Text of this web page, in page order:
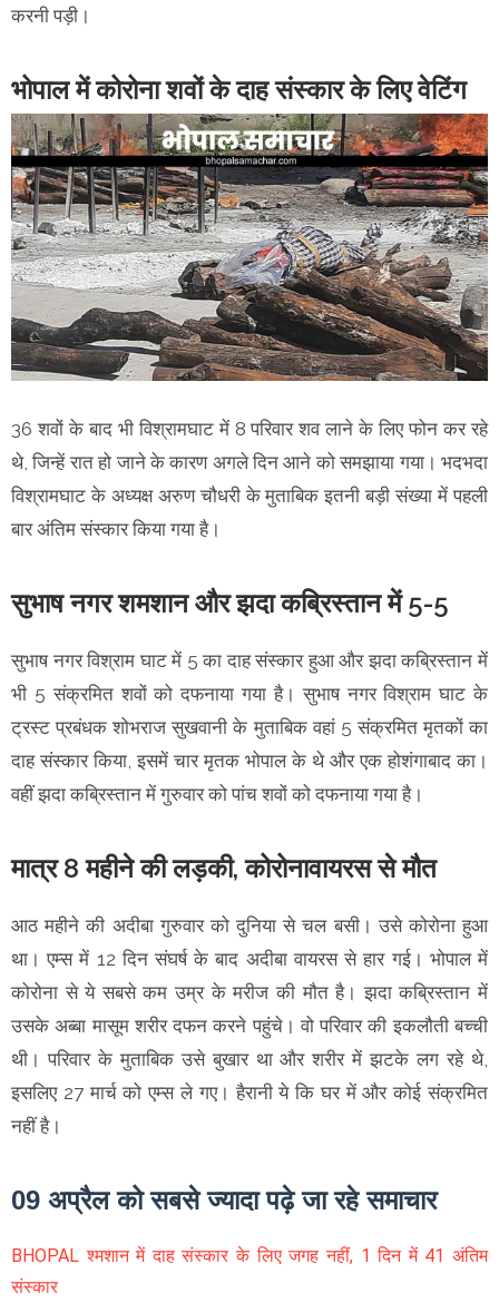
करनी पड़ी।
भोपाल में कोरोना शवों के दाह संस्कार के लिए वेटिंग
36 शवों के बाद भी विश्रामघाट में 8 परिवार शव लाने के लिए फोन कर रहे
थे, जिन्हें रात हो जाने के कारण अगले दिन आने को समझाया गया। भदभदा
विश्रामघाट के अध्यक्ष अरुण चौधरी के मुताबिक इतनी बड़ी संख्या में पहली
बार अंतिम संस्कार किया गया है।
सुभाष नगर शमशान और झदा कब्रिस्तान में 5-5
सुभाष नगर विश्राम घाट में 5 का दाह संस्कार हुआ और झदा कब्रिस्तान में
भी 5 संक्रमित शवों को दफनाया गया है। सुभाष नगर विश्राम घाट के
ट्रस्ट प्रबंधक शोभराज सुखवानी के मुताबिक वहां 5 संक्रमित मृतकों का
दाह संस्कार किया, इसमें चार मृतक भोपाल के थे और एक होशंगाबाद का।
वहीं झदा कब्रिस्तान में गुरुवार को पांच शवों को दफनाया गया है।
मात्र 8 महीने की लड़की, कोरोनावायरस से मौत
आठ महीने की अदीबा गुरुवार को दुनिया से चल बसी। उसे कोरोना हुआ
था। एम्स में 12 दिन संघर्ष के बाद अदीबा वायरस से हार गई। भोपाल में
कोरोना से ये सबसे कम उम्र के मरीज की मौत है। झदा कब्रिस्तान में
उसके अब्बा मासूम शरीर दफन करने पहुंचे। वो परिवार की इकलौती बच्ची
थी। परिवार के मुताबिक उसे बुखार था और शरीर में झटके लग रहे थे,
इसलिए 27 मार्च को एम्स ले गए। हैरानी ये कि घर में और कोई संक्रमित
नहीं है।
09 अप्रैल को सबसे ज्यादा पढ़े जा रहे समाचार
BHOPAL श्मशान में दाह संस्कार के लिए जगह नहीं, 1 दिन में 41 अंतिम
संस्कार